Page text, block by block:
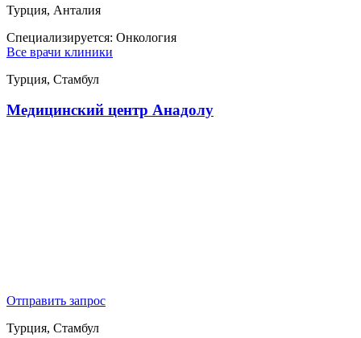
Турция, Анталия
Специализируется: Онкология
Все врачи клиники
Турция, Стамбул
Медицинский центр Анадолу
Отправить запрос
Турция, Стамбул